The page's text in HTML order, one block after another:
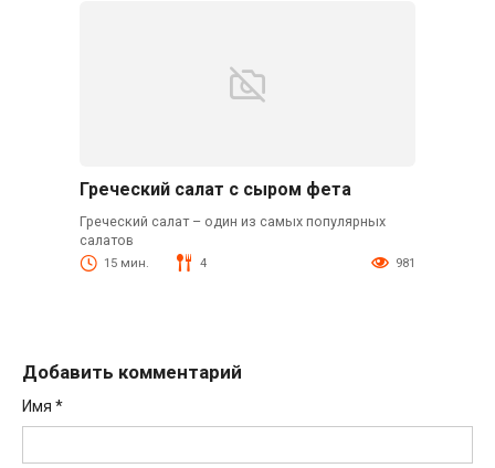
Греческий салат с сыром фета
Греческий салат – один из самых популярных
салатов
15 мин. 4 981
Добавить комментарий
Имя *